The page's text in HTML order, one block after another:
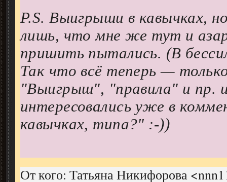
P.S. Выигрыши в кавычках,
лишь, что мне же тут и
пришить пытались. (В
Так что всё теперь —
"Выигрыш", "правила" и пр.
интересовались уже в
кавычках, типа?" :-))
От кого: Татьяна Никифорова